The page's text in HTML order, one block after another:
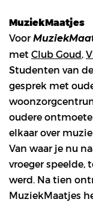
MuziekMaatjes
Voor
met Club Goud,
Studenten van
gesprek met
oudere
elkaar over
Van waar je nu
vroeger speelde,
werd. Na tien
MuziekMaatjes